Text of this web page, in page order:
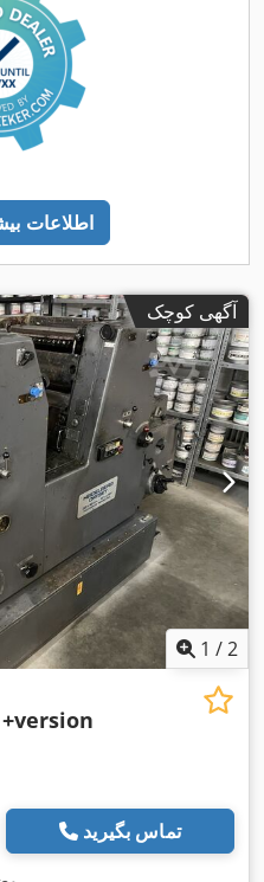
اطلاعات
آگهی کوچک
1 /2
+version
تماس بگیرید